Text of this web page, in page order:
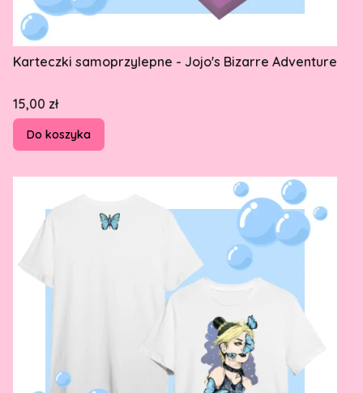
Karteczki samoprzylepne - Jojo's Bizarre Adventure
Cena
15,00 zł
Do koszyka